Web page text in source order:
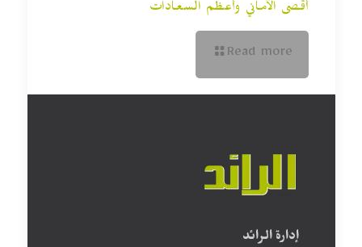
أقصى الأماني وأعظم السعادات
Read more
إدارة الرائد